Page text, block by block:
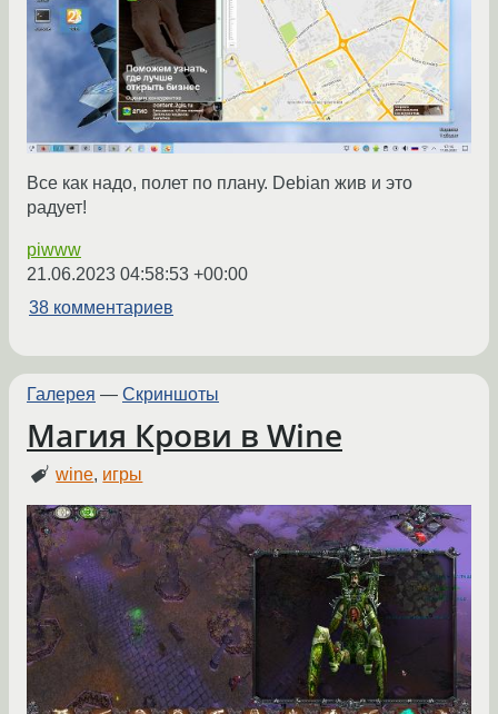
Все как надо, полет по плану. Debian жив и это
радует!
piwww
21.06.2023 04:58:53 +00:00
38 комментариев
Галерея — Скриншоты
Магия Крови в Wine
wine, игры